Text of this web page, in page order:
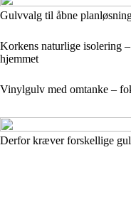
Gulvvalg til åbne
Korkens naturlige isolering
hjemmet
Vinylgulv med omtanke –
Derfor kræver forskellige